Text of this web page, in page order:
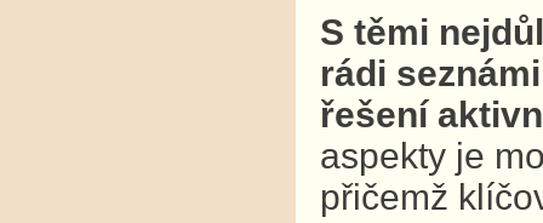
S těmi
rádi
řešení
aspekty je
přičemž